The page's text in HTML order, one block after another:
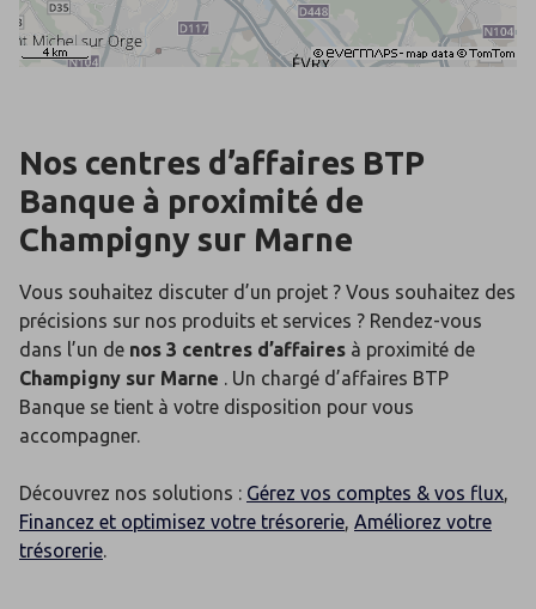
Nos centres d’affaires BTP
Banque à proximité de
Champigny sur Marne
Vous souhaitez discuter d’un projet ? Vous souhaitez des
précisions sur nos produits et services ? Rendez-vous
dans l’un de nos 3 centres d’affaires à proximité de
Champigny sur Marne . Un chargé d’affaires BTP
Banque se tient à votre disposition pour vous
accompagner.
Découvrez nos solutions : Gérez vos comptes & vos flux,
Financez et optimisez votre trésorerie, Améliorez votre
trésorerie.